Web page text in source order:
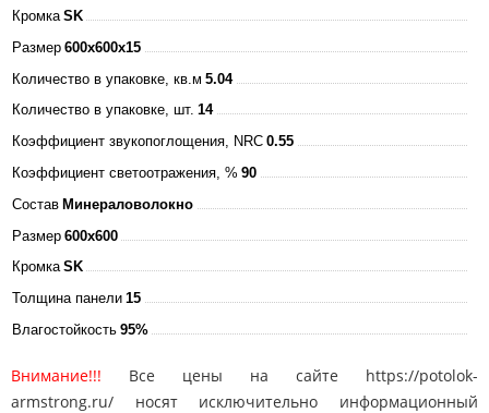
Кромка SK
Размер 600x600x15
Количество в упаковке, кв.м 5.04
Количество в упаковке, шт. 14
Коэффициент звукопоглощения, NRC 0.55
Коэффициент светоотражения, % 90
Состав Минераловолокно
Размер 600x600
Кромка SK
Толщина панели 15
Влагостойкость 95%
Внимание!!! Все цены на сайте https://potolok-
armstrong.ru/ носят исключительно информационный